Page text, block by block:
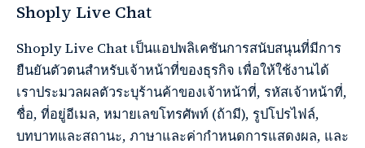
Shoply Live Chat
Shoply Live Chat เป็นแอปพลิเคชันการสนับสนุนที่มีการ
ยืนยันตัวตนสำหรับเจ้าหน้าที่ของธุรกิจ เพื่อให้ใช้งานได้
เราประมวลผลตัวระบุร้านค้าของเจ้าหน้าที่, รหัสเจ้าหน้าที่,
ชื่อ, ที่อยู่อีเมล, หมายเลขโทรศัพท์ (ถ้ามี), รูปโปรไฟล์,
บทบาทและสถานะ, ภาษาและค่ากำหนดการแสดงผล, และ